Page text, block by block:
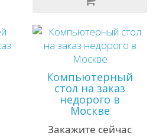
Компьютерный
стол на заказ
недорого в
Москве
Закажите сейчас